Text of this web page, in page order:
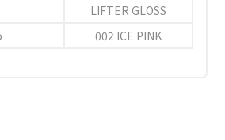
LIFTER GLOSS
002 ICE PINK